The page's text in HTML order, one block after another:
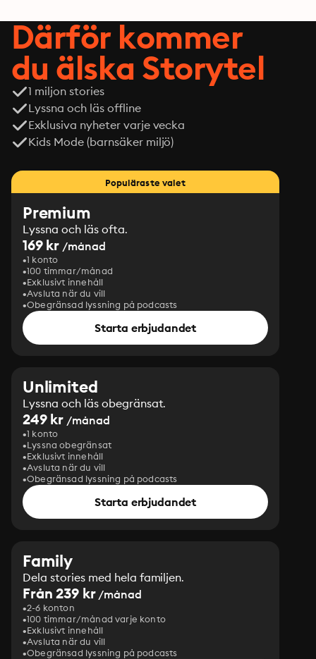
Därför kommer
du älska Storytel
1 miljon stories
Lyssna och läs offline
Exklusiva nyheter varje vecka
Kids Mode (barnsäker miljö)
Populäraste valet
Premium
Lyssna och läs ofta.
169 kr /månad
1 konto
100 timmar/månad
Exklusivt innehåll
Avsluta när du vill
Obegränsad lyssning på podcasts
Starta erbjudandet
Unlimited
Lyssna och läs obegränsat.
249 kr /månad
1 konto
Lyssna obegränsat
Exklusivt innehåll
Avsluta när du vill
Obegränsad lyssning på podcasts
Starta erbjudandet
Family
Dela stories med hela familjen.
Från 239 kr/månad
2-6 konton
100 timmar/månad varje konto
Exklusivt innehåll
Avsluta när du vill
Obegränsad lyssning på podcasts